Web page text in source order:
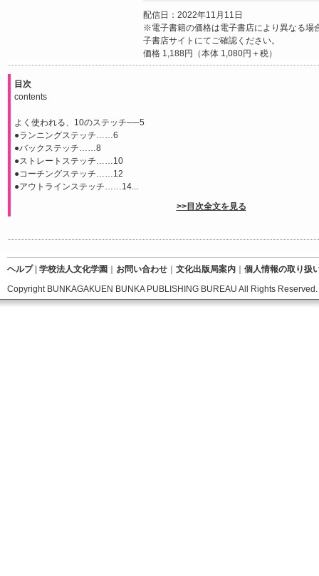
配信日：2022年11月11日
※電子書籍の価格は電子書店により異なる場
子書店サイトにてご確認ください。
価格 1,188円（本体 1,080円＋税）
目次
contents
よく使われる、10のステッチ──5
●ランニングステッチ……6
●バックステッチ……8
●ストレートステッチ……10
●コーチングステッチ……12
●アウトラインステッチ……14...
>>目次全文を見る
ヘルプ| 学校法人文化学園 お問い合わせ 文化出版局案内
個人情報の取り扱
Copyright BUNKAGAKUEN BUNKA PUBLISHING BUREAU All Rights Reserved.